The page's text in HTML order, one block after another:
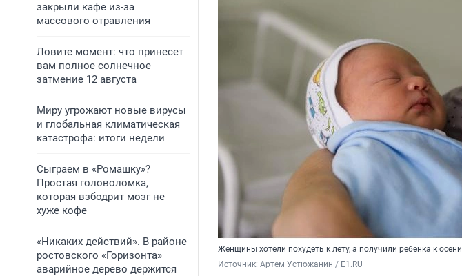
закрыли кафе из-за
массового отравления
Ловите момент: что принесет
вам полное солнечное
затмение 12 августа
Миру угрожают новые вирусы
и глобальная климатическая
катастрофа: итоги недели
Сыграем в «Ромашку»?
Простая головоломка,
которая взбодрит мозг не
хуже кофе
«Никаких действий». В районе
ростовского «Горизонта»
аварийное дерево держится
Женщины хотели похудеть к лету, а получили ребенка к осени
Источник: Артем Устюжанин / E1.RU